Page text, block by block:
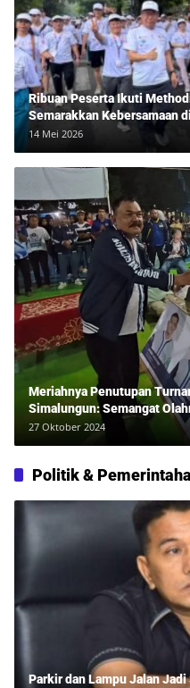
Ribuan Peserta Ikuti
Semarakkan Kebersamaan
14 Mei 2026
Meriahnya Penutupan
Simalungun: Semangat
Sehat Bersama Erwan
27 Oktober 2024
Politik &
Parkir dan Lampu Jalan Jadi